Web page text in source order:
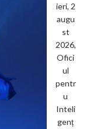
ieri, 2
augu
st
2026,
Ofici
ul
pentr
u
Inteli
genț